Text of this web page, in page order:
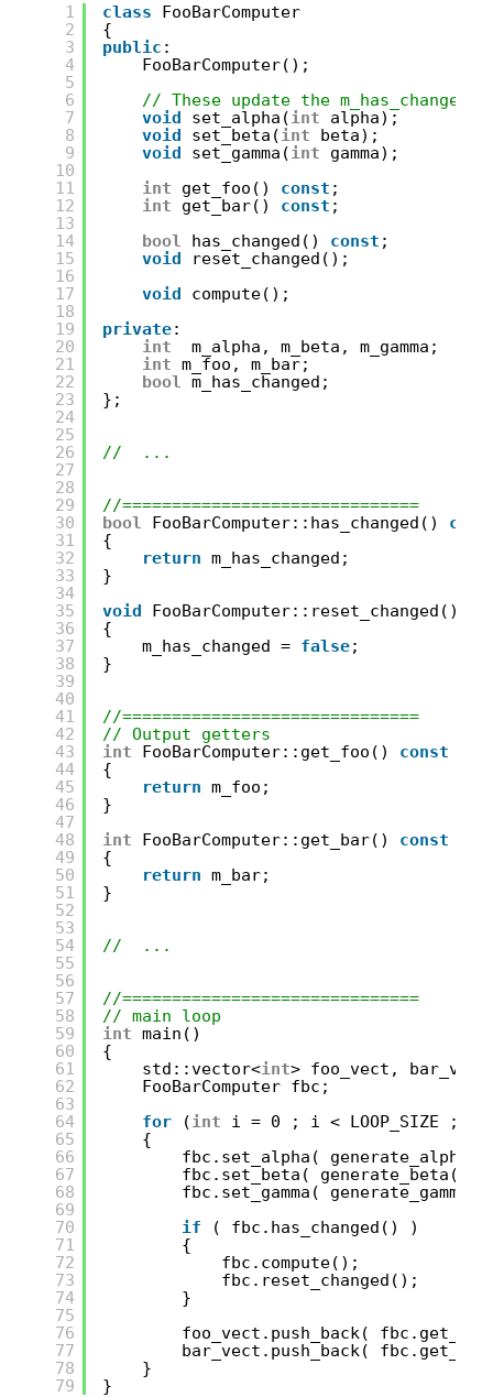
1
2
3
4
5
6
7
8
9
10
11
12
13
14
15
16
17
18
19
20
21
22
23
24
25
26
27
28
29
30
31
32
33
34
35
36
37
38
39
40
41
42
43
44
45
46
47
48
49
50
51
52
53
54
55
56
57
58
59
60
61
62
63
64
65
66
67
68
69
70
71
72
73
74
75
76
77
78
79
class
FooBarComputer
{
public :
FooBarComputer();
// These update the
void
set_alpha(int
alpha);
void
set_beta(int
beta);
void
set_gamma(int
gamma);
int
get_foo() const ;
int
get_bar() const ;
bool
has_changed() const ;
void
reset_changed();
void
compute();
private:
int
m_alpha, m_beta, m_gamma;
int m_foo, m_bar;
bool m_has_changed;
};
//  ...
//==============================
bool
FooBarComputer::has_changed()
{
return m_has_changed;
}
void
FooBarComputer::reset_changed()
{
m_has_changed = false;
}
//==============================
// Output getters
int
FooBarComputer::get_foo() const
{
return m_foo;
}
int
FooBarComputer::get_bar() const
{
return m_bar;
}
//  ...
//==============================
// main loop
int main()
{
std::vector<int> foo_vect,
FooBarComputer fbc;
for
(int
i = 0 ; i < LOOP_SIZE ;
{
fbc.set_alpha(
fbc.set_beta( generate_beta()
fbc.set_gamma(
if
( fbc.has_changed() )
{
fbc.compute();
fbc.reset_changed();
}
foo_vect.push_back(
bar_vect.push_back(
}
}